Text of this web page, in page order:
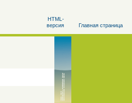
HTML-
версия
Главная страница